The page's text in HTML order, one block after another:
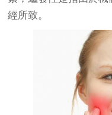
經所致。